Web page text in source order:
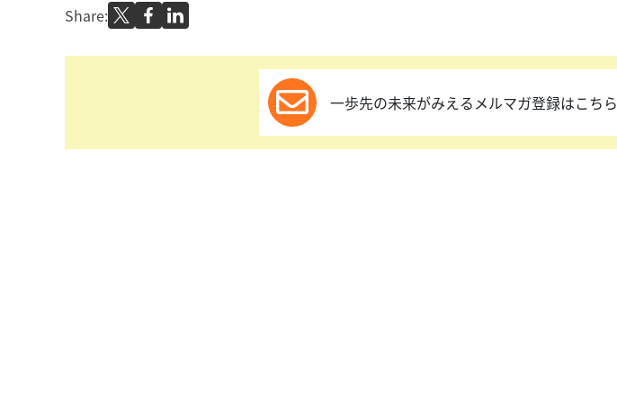
Share:
一歩先の未来がみえるメルマガ登録はこちら